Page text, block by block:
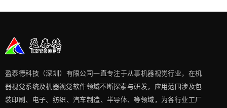
盈泰德科技（深圳）有限公司一直专注于从事机器视觉行业，在机
器视觉系统及机器视觉软件领域不断探索与研发​，应用范围涉及包
装印刷、电子、纺织、汽车制造、半导体、等领域，为各行业工厂